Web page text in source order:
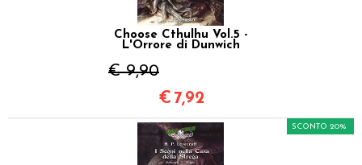
Choose Cthulhu Vol.5 -
L'Orrore di Dunwich
€ 9,90
€ 7,92
SCONTO 20%